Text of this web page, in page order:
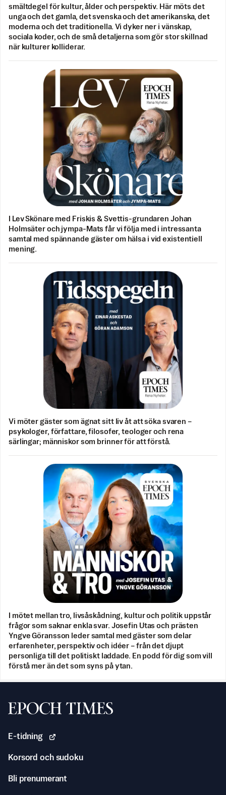
smältdegel för kultur, ålder och perspektiv. Här möts det
unga och det gamla, det svenska och det amerikanska, det
moderna och det traditionella. Vi dyker ner i vänskap,
sociala koder, och de små detaljerna som gör stor skillnad
när kulturer kolliderar.
I Lev Skönare med Friskis & Svettis-grundaren Johan
Holmsäter och jympa-Mats får vi följa med i intressanta
samtal med spännande gäster om hälsa i vid existentiell
mening.
Vi möter gäster som ägnat sitt liv åt att söka svaren –
psykologer, författare, filosofer, teologer och rena
särlingar; människor som brinner för att förstå.
I mötet mellan tro, livsåskådning, kultur och politik uppstår
frågor som saknar enkla svar. Josefin Utas och prästen
Yngve Göransson leder samtal med gäster som delar
erfarenheter, perspektiv och idéer – från det djupt
personliga till det politiskt laddade. En podd för dig som vill
förstå mer än det som syns på ytan.
Svenska Epoch Times
E-tidning
Korsord och sudoku
Bli prenumerant